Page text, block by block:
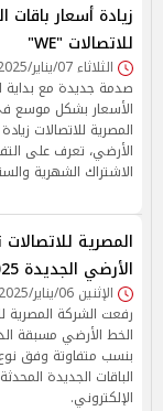
زيادة أسعار
للاتصالات "WE"
الثلاثاء 07/يناير/2025 - 02:02 م
صدمة جديدة مع بداية
الأسعار بشكل موسع
المصرية للاتصالات
الأرضي، تعرف على
الاشتراك الشهرية
المصرية
الأرضي الجديدة 2025.. تفاصيل
الإثنين 06/يناير/2025 - 06:44 م
الخط الأرضي مسبقة
بنسب متفاوتة وفق
الباقات الجديدة
الإلكتروني.